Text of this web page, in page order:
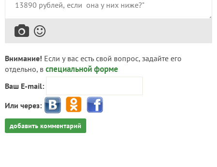
Внимание! Если у вас есть свой вопрос, задайте его
отдельно, в специальной форме
Ваш E-mail:
Или через:
добавить комментарий